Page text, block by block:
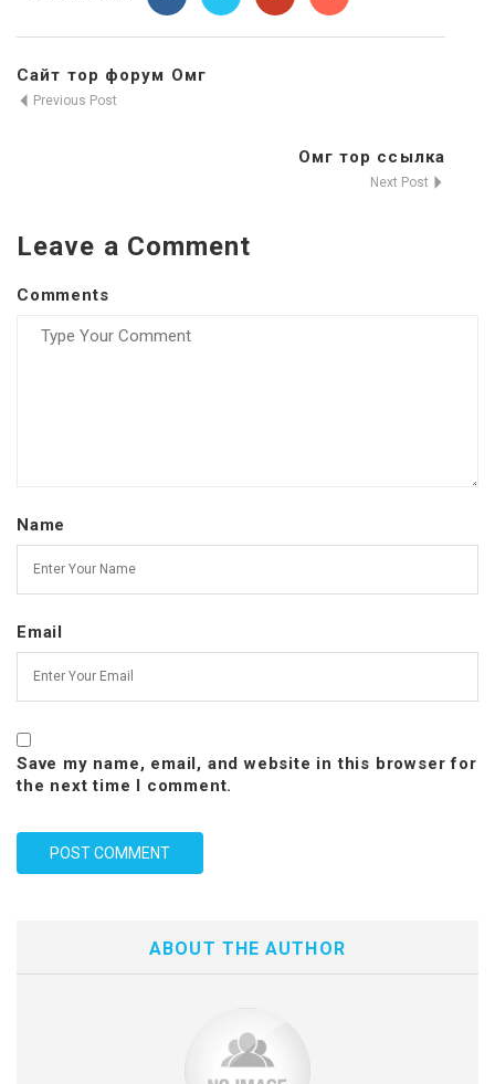
Сайт тор форум Омг
Previous Post
Омг тор ссылка
Next Post
Leave a Comment
Comments
Name
Email
Save my name, email, and website in this browser for
the next time I comment.
ABOUT THE AUTHOR